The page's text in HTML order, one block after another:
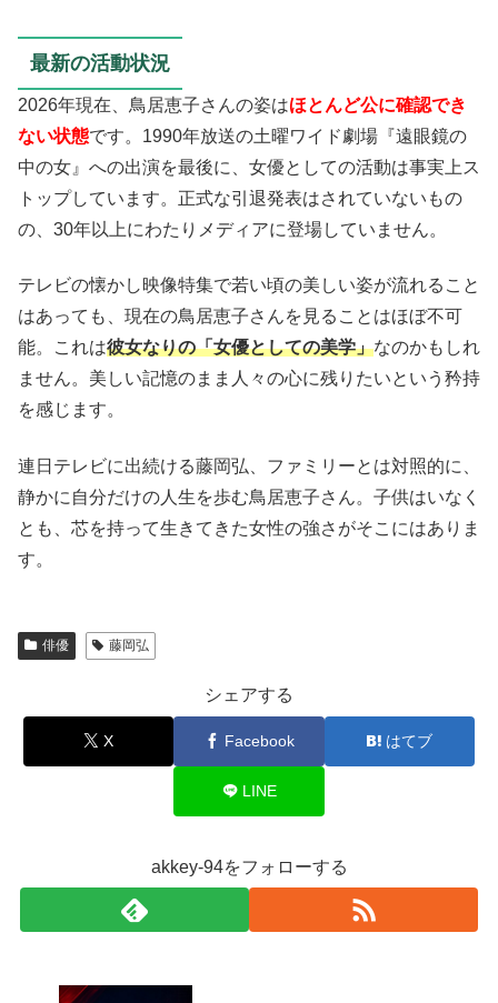
最新の活動状況
2026年現在、鳥居恵子さんの姿はほとんど公に確認でき
ない状態です。1990年放送の土曜ワイド劇場『遠眼鏡の
中の女』への出演を最後に、女優としての活動は事実上ス
トップしています。正式な引退発表はされていないもの
の、30年以上にわたりメディアに登場していません。
テレビの懐かし映像特集で若い頃の美しい姿が流れること
はあっても、現在の鳥居恵子さんを見ることはほぼ不可
能。これは彼女なりの「女優としての美学」なのかもしれ
ません。美しい記憶のまま人々の心に残りたいという矜持
を感じます。
連日テレビに出続ける藤岡弘、ファミリーとは対照的に、
静かに自分だけの人生を歩む鳥居恵子さん。子供はいなく
とも、芯を持って生きてきた女性の強さがそこにはありま
す。
俳優 藤岡弘
シェアする
X Facebook はてブ
LINE
akkey-94をフォローする